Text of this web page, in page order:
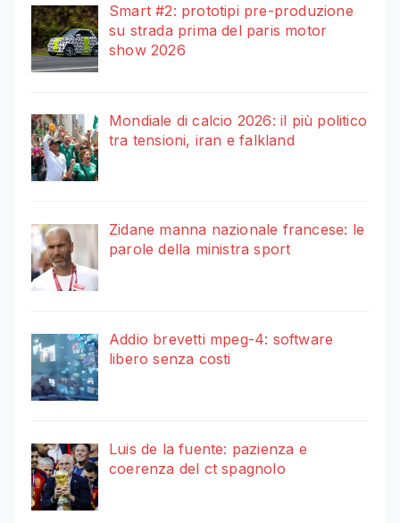
Smart #2: prototipi pre-produzione
su strada prima del paris motor
show 2026
Mondiale di calcio 2026: il più politico
tra tensioni, iran e falkland
Zidane manna nazionale francese: le
parole della ministra sport
Addio brevetti mpeg-4: software
libero senza costi
Luis de la fuente: pazienza e
coerenza del ct spagnolo